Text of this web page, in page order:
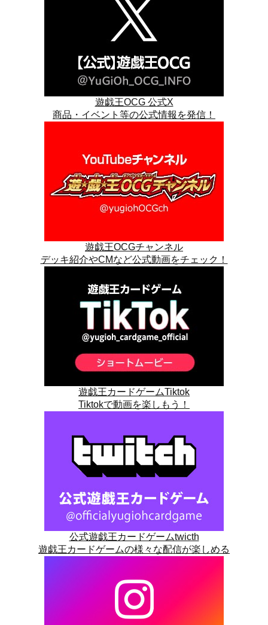
遊戯王OCG 公式X
商品・イベント等の公式情報を発信！
遊戯王OCGチャンネル
デッキ紹介やCMなど公式動画をチェック！
遊戯王カードゲームTiktok
Tiktokで動画を楽しもう！
公式遊戯王カードゲームtwicth
遊戯王カードゲームの様々な配信が楽しめる